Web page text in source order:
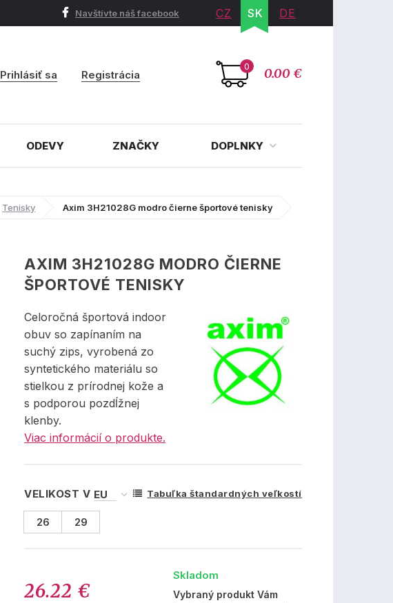
Navštívte náš facebook CZ SK DE
0 0.00 €
Prihlásiť sa Registrácia
ODEVY ZNAČKY DOPLNKY
Tenisky Axim 3H21028G modro čierne športové tenisky
AXIM 3H21028G MODRO ČIERNE
ŠPORTOVÉ TENISKY
Celoročná športová indoor
obuv so zapínaním na
suchý zips, vyrobená zo
syntetického materiálu so
stielkou z prírodnej kože a
s podporou pozdĺžnej
klenby.
Viac informácií o produkte.
VELIKOST V Tabuľka štandardných veľkostí
26 29
26.22 €
Skladom
Vybraný produkt Vám